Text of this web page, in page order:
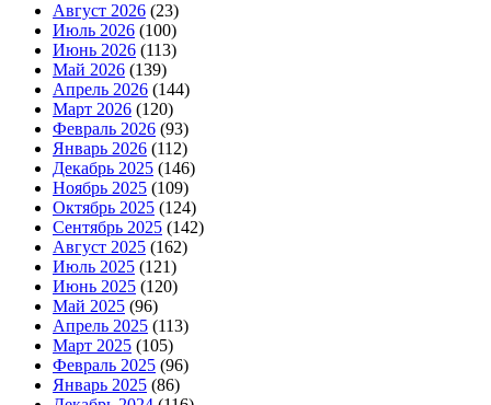
Август 2026 (23)
Июль 2026 (100)
Июнь 2026 (113)
Май 2026 (139)
Апрель 2026 (144)
Март 2026 (120)
Февраль 2026 (93)
Январь 2026 (112)
Декабрь 2025 (146)
Ноябрь 2025 (109)
Октябрь 2025 (124)
Сентябрь 2025 (142)
Август 2025 (162)
Июль 2025 (121)
Июнь 2025 (120)
Май 2025 (96)
Апрель 2025 (113)
Март 2025 (105)
Февраль 2025 (96)
Январь 2025 (86)